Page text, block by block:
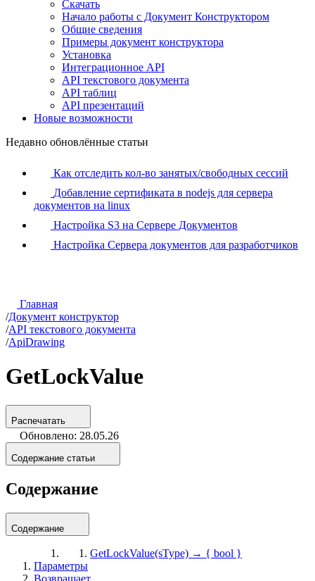
Скачать
Начало работы с Документ Конструктором
Общие сведения
Примеры документ конструктора
Установка
Интеграционное API
API текстового документа
API таблиц
API презентаций
Новые возможности
Недавно обновлённые статьи
Как отследить кол-во занятых/свободных сессий
Добавление сертификата в nodejs для сервера
документов на linux
Настройка S3 на Сервере Документов
Настройка Сервера документов для разработчиков
Главная
/Документ конструктор
/API текстового документа
/ApiDrawing
GetLockValue
Распечатать
Обновлено: 28.05.26
Содержание статьи
Содержание
Содержание
GetLockValue(sType) → { bool }
Параметры
Возвращает